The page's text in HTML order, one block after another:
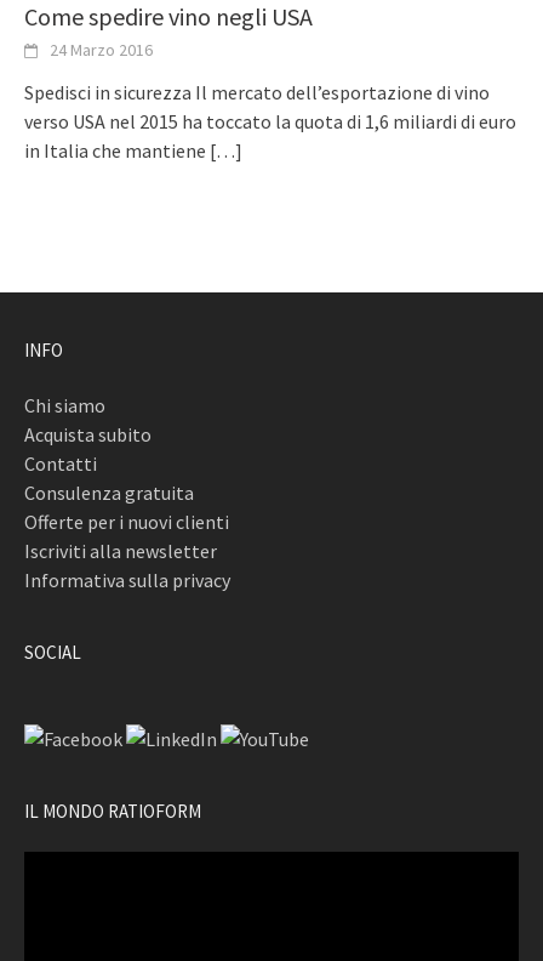
Come spedire vino negli USA
24 Marzo 2016
Spedisci in sicurezza Il mercato dell’esportazione di vino
verso USA nel 2015 ha toccato la quota di 1,6 miliardi di euro
in Italia che mantiene […]
INFO
Chi siamo
Acquista subito
Contatti
Consulenza gratuita
Offerte per i nuovi clienti
Iscriviti alla newsletter
Informativa sulla privacy
SOCIAL
IL MONDO RATIOFORM